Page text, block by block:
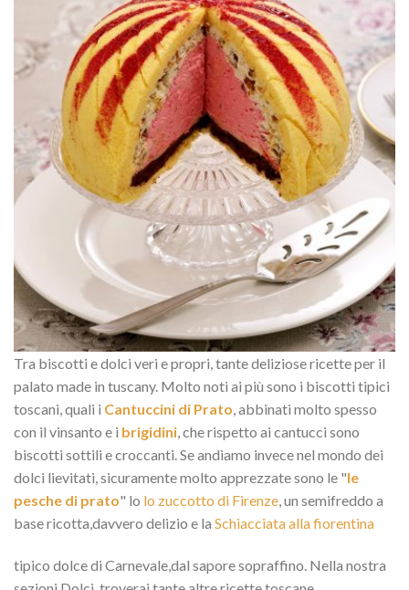
Tra biscotti e dolci veri e propri, tante deliziose ricette per il
palato made in tuscany. Molto noti ai più sono i biscotti tipici
toscani, quali i Cantuccini di Prato, abbinati molto spesso
con il vinsanto e i brigidini, che rispetto ai cantucci sono
biscotti sottili e croccanti. Se andiamo invece nel mondo dei
dolci lievitati, sicuramente molto apprezzate sono le "le
pesche di prato" lo lo zuccotto di Firenze, un semifreddo a
base ricotta,davvero delizio e la Schiacciata alla fiorentina
tipico dolce di Carnevale,dal sapore sopraffino. Nella nostra